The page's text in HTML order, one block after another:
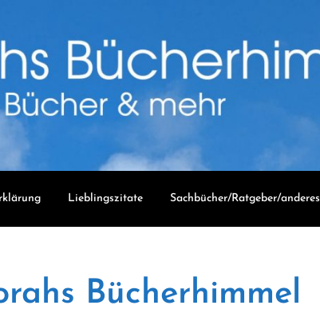
Lieblingszitate Sachbücher/Ratgeber/anderes
Bücherhimmel